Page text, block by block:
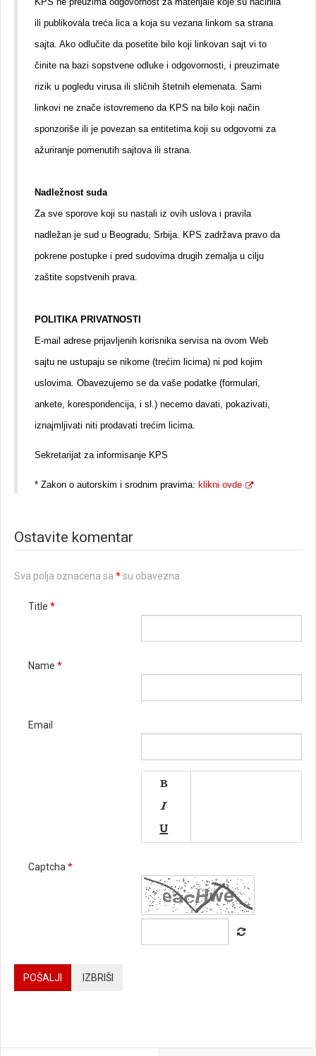
ili publikovala treća lica a koja su vezana linkom sa strana
sajta. Ako odlučite da posetite bilo koji linkovan sajt vi to
činite na bazi sopstvene odluke i odgovornosti, i preuzimate
rizik u pogledu virusa ili sličnih štetnih elemenata. Sami
linkovi ne znače istovremeno da KPS na bilo koji način
sponzoriše ili je povezan sa entitetima koji su odgovorni za
ažuriranje pomenutih sajtova ili strana.
Nadležnost suda
Za sve sporove koji su nastali iz ovih uslova i pravila
nadležan je sud u Beogradu, Srbija. KPS zadržava pravo da
pokrene postupke i pred sudovima drugih zemalja u cilju
zaštite sopstvenih prava.
POLITIKA PRIVATNOSTI
E-mail adrese prijavljenih korisnika servisa na ovom Web
sajtu ne ustupaju se nikome (trećim licima) ni pod kojim
uslovima. Obavezujemo se da vaše podatke (formulari,
ankete, korespondencija, i sl.) necemo davati, pokazivati,
iznajmljivati niti prodavati trećim licima.
Sekretarijat za informisanje KPS
* Zakon o autorskim i srodnim pravima: klikni ovde
Ostavite komentar
Sva polja oznacena sa *su obavezna
Title *
Name *
Email






Captcha *
POŠALJI IZBRIŠI